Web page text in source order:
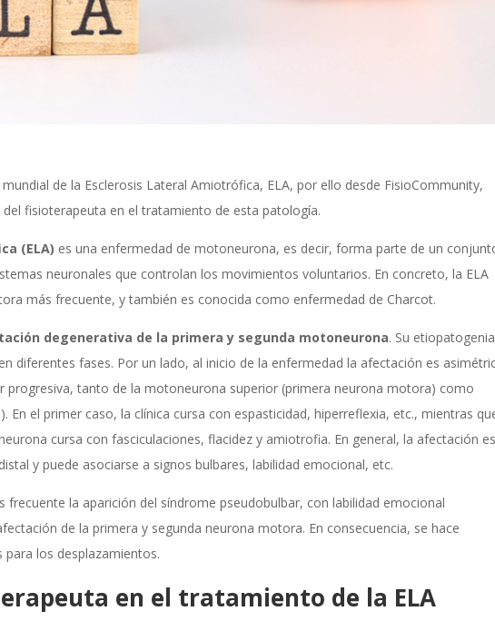
de la Esclerosis Lateral Amiotrófica, ELA, por ello desde FisioCommunity,
fisioterapeuta en el tratamiento de esta patología.
(ELA) es una enfermedad de motoneurona, es decir, forma parte de un
neuronales que controlan los movimientos voluntarios. En concreto, la ELA
más frecuente, y también es conocida como enfermedad de Charcot.
degenerativa de la primera y segunda motoneurona. Su etiopatogenia
diferentes fases. Por un lado, al inicio de la enfermedad la afectación es
progresiva, tanto de la motoneurona superior (primera neurona motora) como
En el primer caso, la clínica cursa con espasticidad, hiperreflexia, etc., mientras
cursa con fasciculaciones, flacidez y amiotrofia. En general, la afectación es
y puede asociarse a signos bulbares, labilidad emocional, etc.
frecuente la aparición del síndrome pseudobulbar, con labilidad emocional
de la primera y segunda neurona motora. En consecuencia, se hace
para los desplazamientos.
en el tratamiento de la ELA